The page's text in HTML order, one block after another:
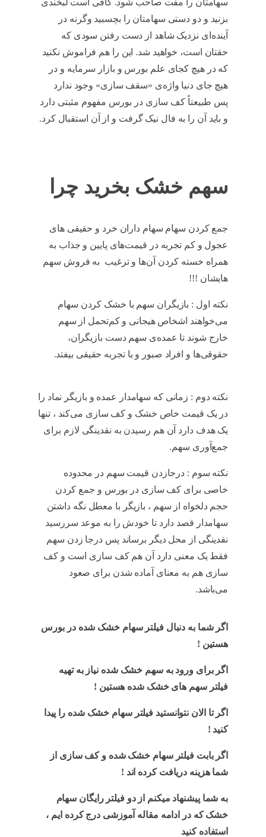
سهامتان را مفت صاحب شود. کافی است لبخندی
بزنید و دو دستی سهامتان را بچسبید وگرنه در
آینده‌ای نزدیک شاهد از دست رفتن سودی که
حقتان است، خواهید شد. این را هم فراموش نکنید
که در هیچ کجای علم بورس و بازار سرمایه و در
هیچ جای دنیا واژه‌ی «سقف‌ سازی» وجود ندارد
پس طبیعتاً کف سازی در بورس مفهوم مثبتی دارد
و باید آن را به فال نیک گرفت و از آن استقبال کرد.
سهم خشک بخرید چرا
جمع کردن سهام سهام ‌داران خرد و حقیقی های
عجول و کم تجربه در قیمت‌های پایین و جذاب به
همراه خسته ‌کردن آن‌ها و ترغیب به فروش سهم
هایشان !!!
نکته اول : بازیگران سهم با خشک کردن سهام
می‌خواهند اشخاص هیجانی و کم‌تحمل از سهم
خارج شوند تا عمده‌ی سهم دست بازیگران،
حقوقی‌ها و افراد صبور و با تجربه‌ حقیقی بیفتد.
نکته دوم : زمانی‌ که سهامدار عمده و بازیگر نماد را
در یک قیمت خاص خشک و کف سازی می‌کند ، تنها
یک هدف دارد آن هم رسیدن به نقدینگی لازم برای
جمع‌آوری سهم.
نکته سوم : درجازدن قیمت سهم در محدوده
خاصی برای کف سازی در بورس و جمع کردن
حجم دلخواه از سهم ، بازیگر با معطل نگه‌ داشتن
سهامدار قصد دارد تا خودش را به موعد سررسید
نقدینگی از محل دیگر برساند پس درجا زدن سهم
فقط یک معنی دارد آن هم کف سازی است و کف
سازی هم به معنای آماده شدن برای صعود
می‌باشد.
اگر شما به دنبال فیلتر سهام خشک شده در بورس
هستین !
اگر برای ورود به سهم خشک شده نیاز به تهیه
فیلتر سهم های خشک شده هستین !
اگر تا الان نتوانستید فیلتر سهام خشک شده را پیدا
کنید !
اگر بابت فیلتر سهام خشک شده و کف سازی از
شما هزینه دریافت کرده اند !
به شما پیشنهاد میکنم از دو فیلتر رایگان سهام
خشک که در ادامه مقاله آموزشی درج کرده ایم ،
استفاده کنید